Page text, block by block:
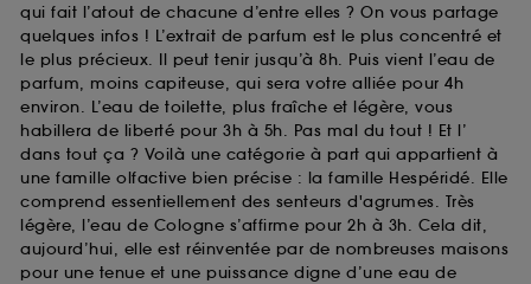
qui fait l’atout de chacune d’entre elles ? On vous partage
quelques infos ! L’extrait de parfum est le plus concentré et
le plus précieux. Il peut tenir jusqu’à 8h. Puis vient l’eau de
parfum, moins capiteuse, qui sera votre alliée pour 4h
environ. L’eau de toilette, plus fraîche et légère, vous
habillera de liberté pour 3h à 5h. Pas mal du tout ! Et l’
dans tout ça ? Voilà une catégorie à part qui appartient à
une famille olfactive bien précise : la famille Hespéridé. Elle
comprend essentiellement des senteurs d'agrumes. Très
légère, l’eau de Cologne s’affirme pour 2h à 3h. Cela dit,
aujourd’hui, elle est réinventée par de nombreuses maisons
pour une tenue et une puissance digne d’une eau de